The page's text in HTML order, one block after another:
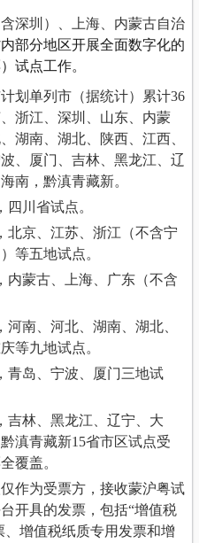
深圳）、上海、内蒙古自治
部分地区开展全面数字化的
试点工作。
划单列市（据统计）累计36
浙江、深圳、山东、内蒙
湖南、湖北、陕西、江西、
、厦门、吉林、黑龙江、辽
南，黔滇青藏新。
四川省试点。
北京、江苏、浙江（不含宁
等五地试点。
内蒙古、上海、广东（不含
河南、河北、湖南、湖北、
等九地试点。
青岛、宁波、厦门三地试
吉林、黑龙江、辽宁、大
滇青藏新15省市区试点受
覆盖。
作为受票方，接收蒙沪粤试
开具的发票，包括“增值税
、增值税纸质专用发票和增